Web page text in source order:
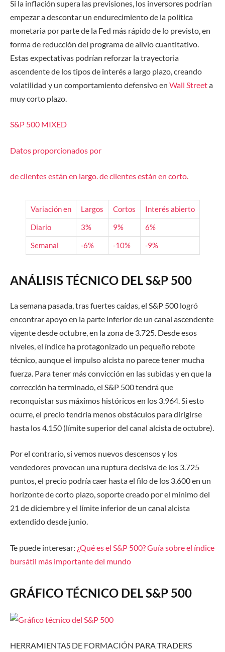
Si la inflación supera las previsiones, los inversores podrían
empezar a descontar un endurecimiento de la política
monetaria por parte de la Fed más rápido de lo previsto, en
forma de reducción del programa de alivio cuantitativo.
Estas expectativas podrían reforzar la trayectoria
ascendente de los tipos de interés a largo plazo, creando
volatilidad y un comportamiento defensivo en Wall Streeta
muy corto plazo.
S&P 500 MIXED
Datos proporcionados por
de clientes están en largo.de clientes están en corto.
Variación en Largos Cortos
Interés abierto
Diario
3% 9%
6%
Semanal
-6% -10% -9%
ANÁLISIS TÉCNICO DEL S&P 500
La semana pasada, tras fuertes caídas, el S&P 500 logró
encontrar apoyo en la parte inferior de un canal ascendente
vigente desde octubre, en la zona de 3.725. Desde esos
niveles, el índice ha protagonizado un pequeño rebote
técnico, aunque el impulso alcista no parece tener mucha
fuerza. Para tener más convicción en las subidas y en que la
corrección ha terminado, el S&P 500 tendrá que
reconquistar sus máximos históricos en los 3.964. Si esto
ocurre, el precio tendría menos obstáculos para dirigirse
hasta los 4.150 (límite superior del canal alcista de octubre).
Por el contrario, si vemos nuevos descensos y los
vendedores provocan una ruptura decisiva de los 3.725
puntos, el precio podría caer hasta el filo de los 3.600 en un
horizonte de corto plazo, soporte creado por el mínimo del
21 de diciembre y el límite inferior de un canal alcista
extendido desde junio.
Te puede interesar: ¿Qué es el S&P 500? Guía sobre el índice
bursátil más importante del mundo
GRÁFICO TÉCNICO DEL S&P 500
HERRAMIENTAS DE FORMACIÓN PARA TRADERS